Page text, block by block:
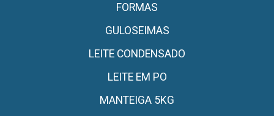
FORMAS
GULOSEIMAS
LEITE CONDENSADO
LEITE EM PO
MANTEIGA 5KG